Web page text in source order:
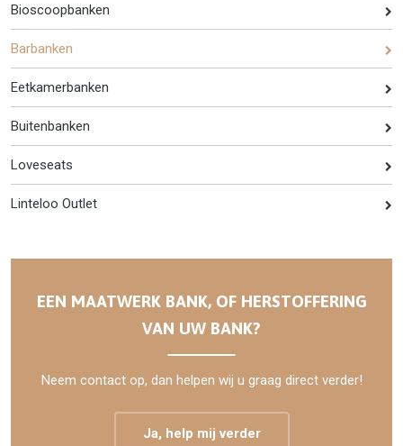
Bioscoopbanken
Barbanken
Eetkamerbanken
Buitenbanken
Loveseats
Linteloo Outlet
EEN MAATWERK BANK, OF HERSTOFFERING
VAN UW BANK?
Neem contact op, dan helpen wij u graag direct verder!
Ja, help mij verder